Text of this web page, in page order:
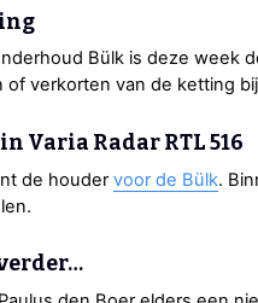
Bülk is deze week
of verkorten van de ketting
Varia Radar RTL 516
de houdervoor de Bülk.